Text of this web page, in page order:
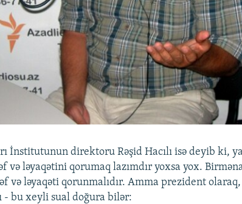
İnstitutunun direktoru Rəşid Hacılı isə deyib ki,
və ləyaqətini qorumaq lazımdır yoxsa yox.
və ləyaqəti qorunmalıdır. Amma prezident
- bu xeyli sual doğura bilər: